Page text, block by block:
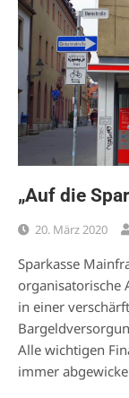
„Auf die
20. März 2020
Sparkasse
organisatorische
in einer
Alle wichtigen
immer